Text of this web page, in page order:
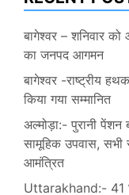
बागेश्वर – शनिवार
का जनपद आगमन
बागेश्वर -राष्ट्रीय
किया गया सम्मानित
अल्मोड़ा:- पुरानी
सामूहिक उपवास, सभी
आमंत्रित
Uttarakhand:- 41